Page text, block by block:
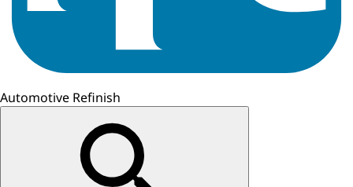
Automotive Refinish